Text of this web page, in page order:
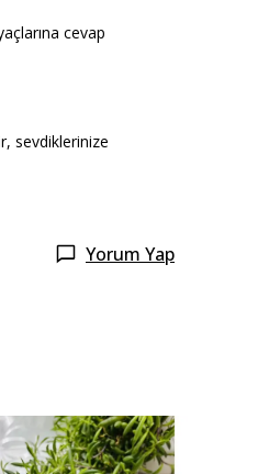
cevap
sevdiklerinize
Yorum Yap